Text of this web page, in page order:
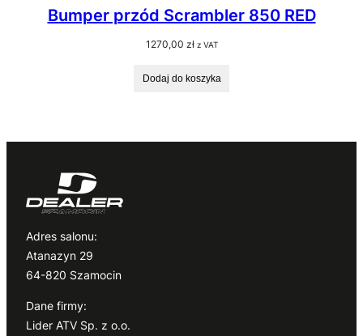
Bumper przód Scrambler 850 RED
1270,00 zł z VAT
Dodaj do koszyka
Adres salonu:
Atanazyn 29
64-820 Szamocin
Dane firmy:
Lider ATV Sp. z o.o.